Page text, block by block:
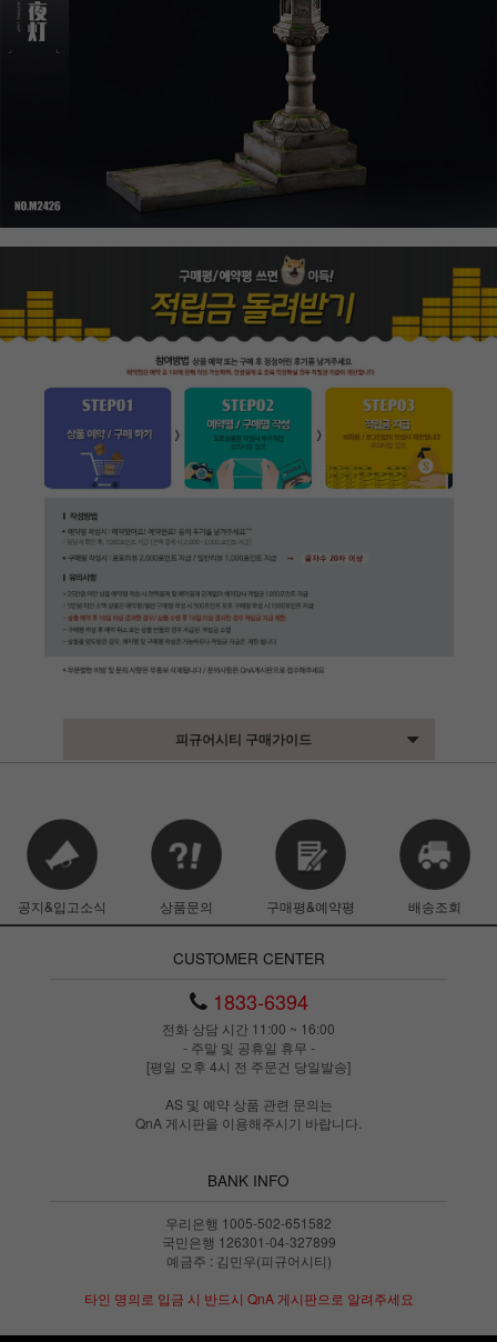
피규어시티 구매가이드
공지&입고소식 상품문의 구매평&예약평 배송조회
CUSTOMER CENTER
1833-6394
전화 상담 시간 11:00 ~ 16:00
- 주말 및 공휴일 휴무 -
[평일 오후 4시 전 주문건 당일발송]
AS 및 예약 상품 관련 문의는
QnA 게시판을 이용해주시기 바랍니다.
BANK INFO
우리은행 1005-502-651582
국민은행 126301-04-327899
예금주 : 김민우(피규어시티)
타인 명의로 입금 시 반드시 QnA 게시판으로 알려주세요